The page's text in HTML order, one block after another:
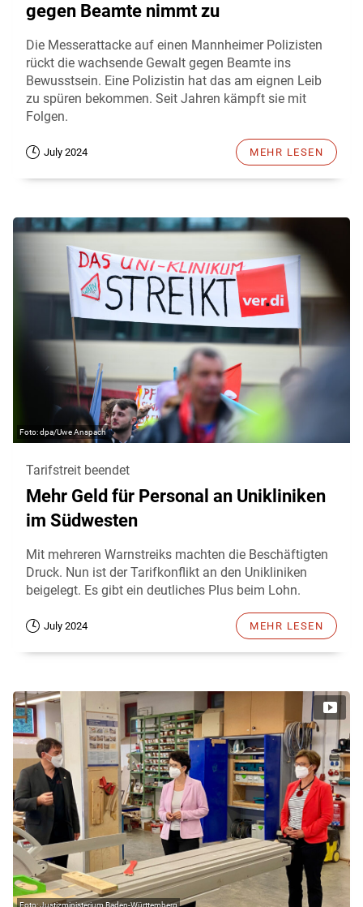
gegen Beamte nimmt zu
Die Messerattacke auf einen Mannheimer Polizisten
rückt die wachsende Gewalt gegen Beamte ins
Bewusstsein. Eine Polizistin hat das am eignen Leib
zu spüren bekommen. Seit Jahren kämpft sie mit
Folgen.
July 2024 MEHR LESEN
dpa/Uwe Anspach
Tarifstreit beendet
Mehr Geld für Personal an Unikliniken
im Südwesten
Mit mehreren Warnstreiks machten die Beschäftigten
Druck. Nun ist der Tarifkonflikt an den Unikliniken
beigelegt. Es gibt ein deutliches Plus beim Lohn.
July 2024 MEHR LESEN
Justizministerium Baden-Württemberg